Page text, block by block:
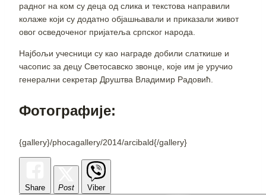
радног на ком су деца од слика и текстова направили
колаже који су додатно објашњавали и приказали живот
овог осведоченог пријатеља српског народа.
Најбољи учесници су као награде добили слаткише и
часопис за децу Светосавско звонце, које им је уручио
генерални секретар Друштва Владимир Радовић.
Фотографије:
{gallery}/phocagallery/2014/arcibald{/gallery}
Share Post Viber